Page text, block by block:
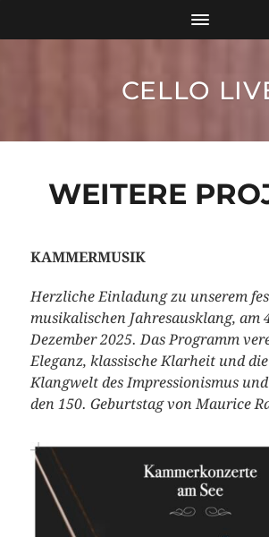
CELLO
WEITERE
KAMMERMUSIK
Herzliche Einladung zu unserem
musikalischen Jahresausklang, am
Dezember 2025. Das Programm
Eleganz, klassische Klarheit und
Klangwelt des Impressionismus
den 150. Geburtstag von Maurice